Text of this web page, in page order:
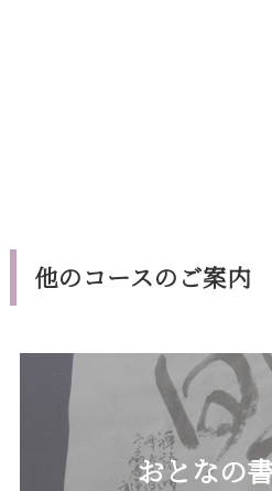
他のコースのご案内
おとなの